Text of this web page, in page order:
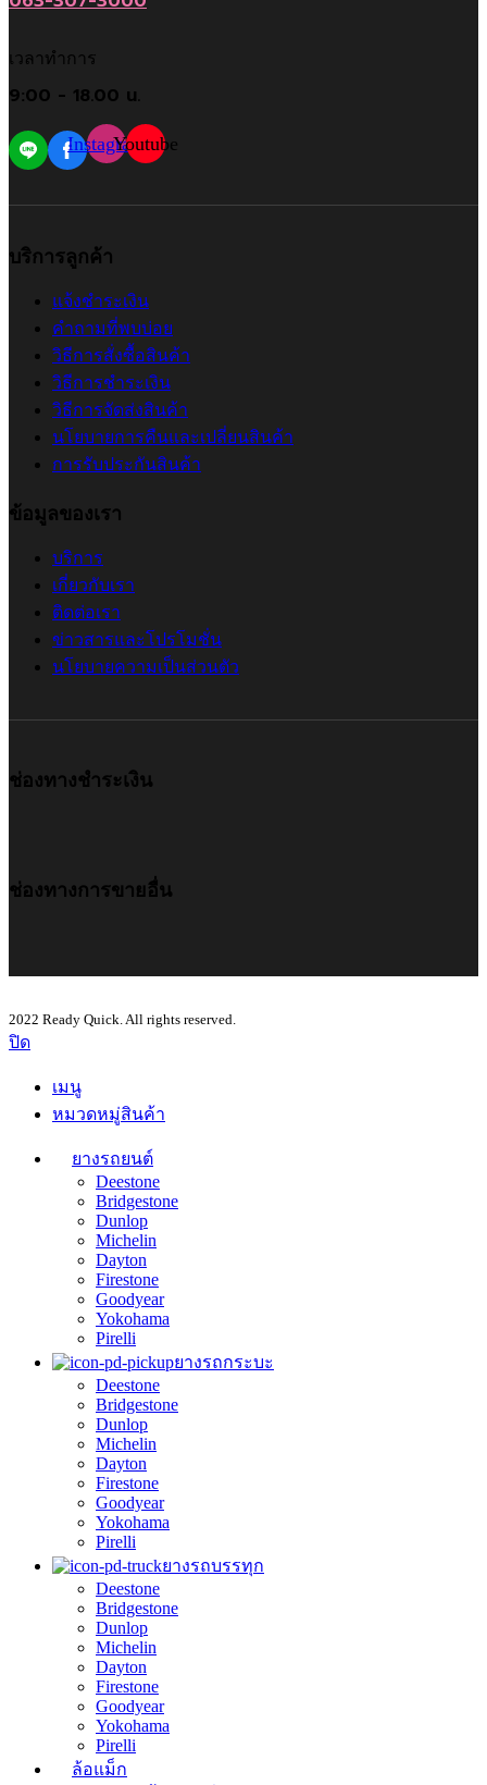
เวลาทำการ
9:00 - 18.00 น.
InstagramYoutube
บริการลูกค้า
แจ้งชำระเงิน
คำถามที่พบบ่อย
วิธีการสั่งซื้อสินค้า
วิธีการชำระเงิน
วิธีการจัดส่งสินค้า
นโยบายการคืนและเปลี่ยนสินค้า
การรับประกันสินค้า
ข้อมูลของเรา
บริการ
เกี่ยวกับเรา
ติดต่อเรา
ข่าวสารและโปรโมชั่น
นโยบายความเป็นส่วนตัว
ช่องทางชำระเงิน
ช่องทางการขายอื่น
2022 Ready Quick. All rights reserved.
ปิด
เมนู
หมวดหมู่สินค้า
ยางรถยนต์
Deestone
Bridgestone
Dunlop
Michelin
Dayton
Firestone
Goodyear
Yokohama
Pirelli
ยางรถกระบะ
Deestone
Bridgestone
Dunlop
Michelin
Dayton
Firestone
Goodyear
Yokohama
Pirelli
ยางรถบรรทุก
Deestone
Bridgestone
Dunlop
Michelin
Dayton
Firestone
Goodyear
Yokohama
Pirelli
ล้อแม็ก